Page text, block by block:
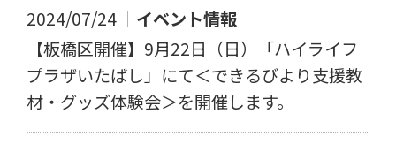
2024/07/24
イベント情報
【板橋区開催】9月22日（日）「ハイライフ
プラザいたばし」にて＜できるびより支援教
材・グッズ体験会＞を開催します。